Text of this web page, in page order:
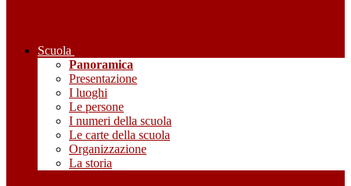
Scuola
Panoramica
Presentazione
I luoghi
Le persone
I numeri della scuola
Le carte della scuola
Organizzazione
La storia